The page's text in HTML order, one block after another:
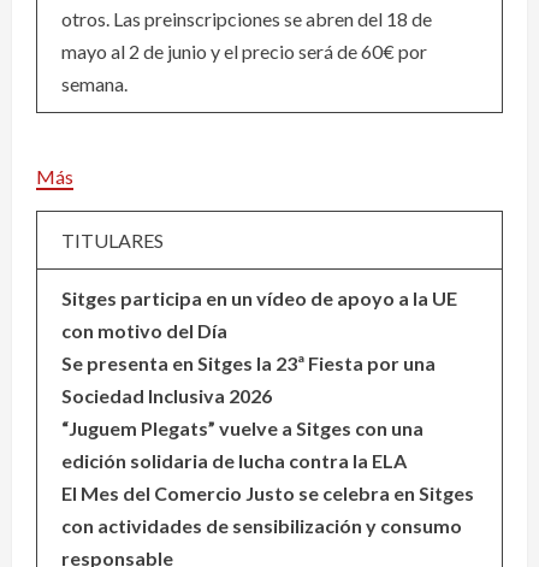
otros. Las preinscripciones se abren del 18 de
mayo al 2 de junio y el precio será de 60€ por
semana.
Más
TITULARES
Sitges participa en un vídeo de apoyo a la UE
con motivo del Día
Se presenta en Sitges la 23ª Fiesta por una
Sociedad Inclusiva 2026
“Juguem Plegats” vuelve a Sitges con una
edición solidaria de lucha contra la ELA
El Mes del Comercio Justo se celebra en Sitges
con actividades de sensibilización y consumo
responsable